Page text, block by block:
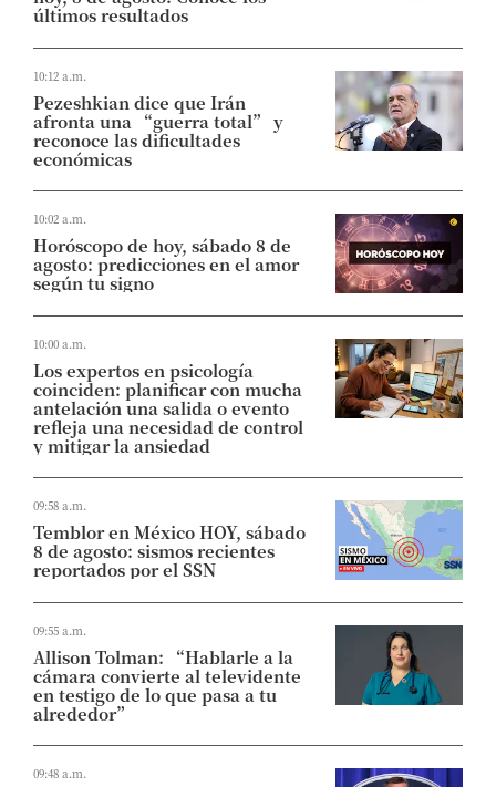
últimos resultados
10:12 a.m.
Pezeshkian dice que Irán
afronta una “guerra total” y
reconoce las dificultades
económicas
10:02 a.m.
Horóscopo de hoy, sábado 8 de
agosto: predicciones en el amor
según tu signo
10:00 a.m.
Los expertos en psicología
coinciden: planificar con mucha
antelación una salida o evento
refleja una necesidad de control
y mitigar la ansiedad
09:58 a.m.
Temblor en México HOY, sábado
8 de agosto: sismos recientes
reportados por el SSN
09:55 a.m.
Allison Tolman: “Hablarle a la
cámara convierte al televidente
en testigo de lo que pasa a tu
alrededor”
09:48 a.m.